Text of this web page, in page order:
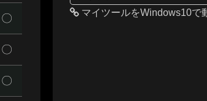
〇
〇
〇
マイツールをWindows10で